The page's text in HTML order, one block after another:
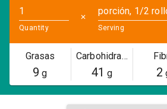
Quantity
✕
porción, 1/2
Serving
Grasas
9 g
Carbohidratos
41 g 2